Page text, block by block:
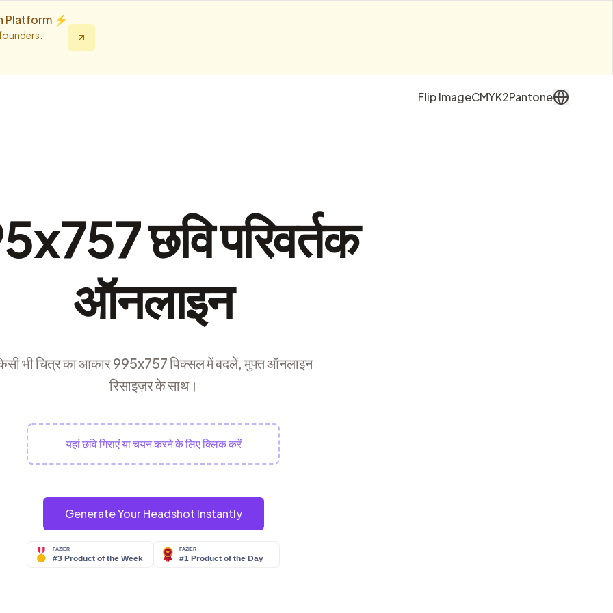
Platform ⚡️
Flip ImageCMYK2Pantone
छवि परिवर्तक
ऑनलाइन
भी चित्र का आकार 995x757 पिक्सल में बदलें, मुफ्त ऑनलाइन
रिसाइज़र के साथ।
यहां छवि गिराएं या चयन करने के लिए क्लिक करें
Generate Your Headshot Instantly